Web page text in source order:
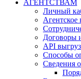
АГЕНТСТВАМ
Личный
Агентское
Договоры
API
Способы
Сведения